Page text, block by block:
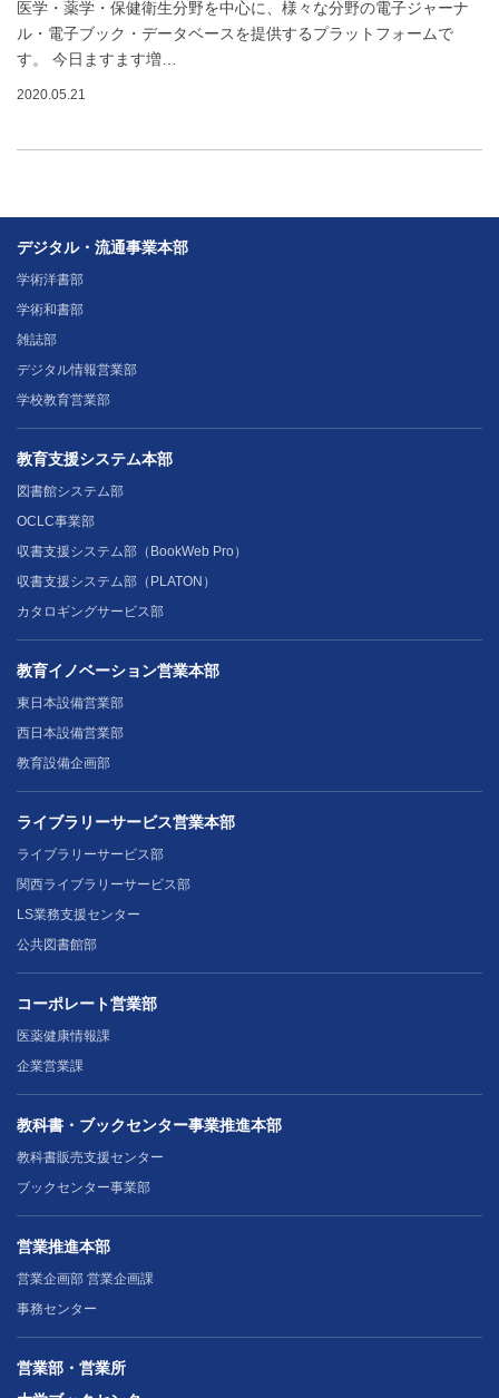
医学・薬学・保健衛生分野を中心に、様々な分野の電子ジャーナ
ル・電子ブック・データベースを提供するプラットフォームで
す。 今日ますます増…
2020.05.21
デジタル・流通事業本部
学術洋書部
学術和書部
雑誌部
デジタル情報営業部
学校教育営業部
教育支援システム本部
図書館システム部
OCLC事業部
収書支援システム部（BookWeb Pro）
収書支援システム部（PLATON）
カタロギングサービス部
教育イノベーション営業本部
東日本設備営業部
西日本設備営業部
教育設備企画部
ライブラリーサービス営業本部
ライブラリーサービス部
関西ライブラリーサービス部
LS業務支援センター
公共図書館部
コーポレート営業部
医薬健康情報課
企業営業課
教科書・ブックセンター事業推進本部
教科書販売支援センター
ブックセンター事業部
営業推進本部
営業企画部 営業企画課
事務センター
営業部・営業所